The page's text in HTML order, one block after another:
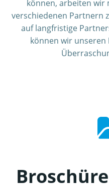
können, arbeiten wir
verschiedenen Partnern
auf langfristige
können wir